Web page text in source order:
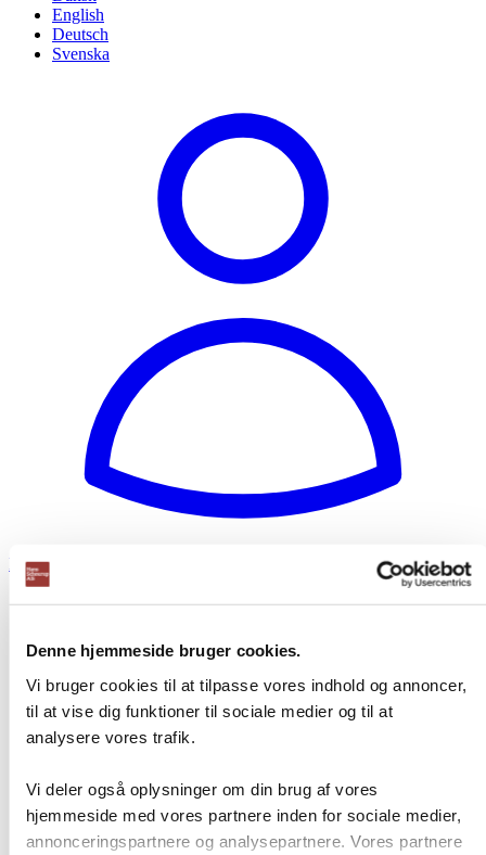
Denne hjemmeside bruger cookies.
Vi bruger cookies til at tilpasse vores indhold og annoncer,
til at vise dig funktioner til sociale medier og til at
analysere vores trafik.
Vi deler også oplysninger om din brug af vores
hjemmeside med vores partnere inden for sociale medier,
annonceringspartnere og analysepartnere. Vores partnere
English
Deutsch
Svenska
Kontakt